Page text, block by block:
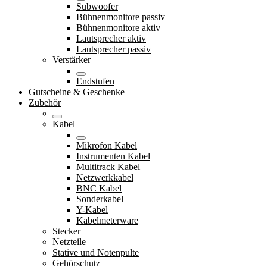
Subwoofer
Bühnenmonitore passiv
Bühnenmonitore aktiv
Lautsprecher aktiv
Lautsprecher passiv
Verstärker
Endstufen
Gutscheine & Geschenke
Zubehör
Kabel
Mikrofon Kabel
Instrumenten Kabel
Multitrack Kabel
Netzwerkkabel
BNC Kabel
Sonderkabel
Y-Kabel
Kabelmeterware
Stecker
Netzteile
Stative und Notenpulte
Gehörschutz